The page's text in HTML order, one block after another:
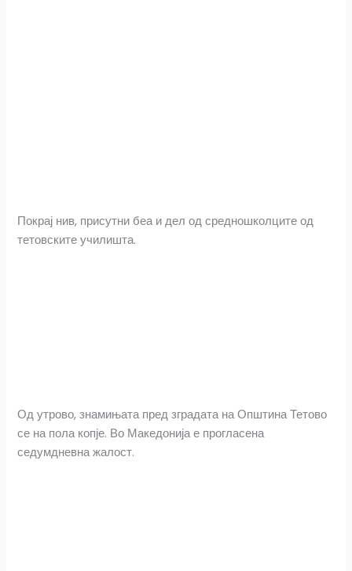
Покрај нив, присутни беа и дел од средношколците од
тетовските училишта.
Од утрово, знамињата пред зградата на Општина Тетово
се на пола копје. Во Македонија е прогласена
седумдневна жалост.